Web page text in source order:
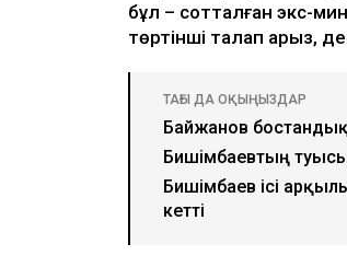
бұл – сотталған экс-
төртінші талап арыз,
ТАҒЫ ДА ОҚЫҢЫЗДАР
Байжанов
Бишімбаевтың
Бишімбаев ісі
кетті